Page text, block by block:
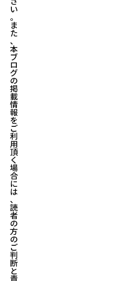
い
。
ま
た
、
本
ブ
ロ
グ
の
掲
載
情
報
を
ご
利
用
頂
く
場
合
に
は
、
読
者
の
方
の
ご
判
断
と
責